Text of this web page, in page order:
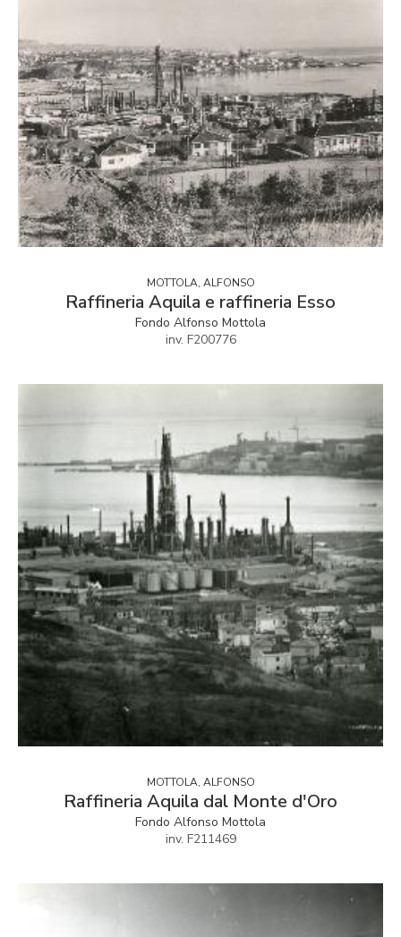
MOTTOLA, ALFONSO
Raffineria Aquila e raffineria Esso
Fondo Alfonso Mottola
inv. F200776
MOTTOLA, ALFONSO
Raffineria Aquila dal Monte d'Oro
Fondo Alfonso Mottola
inv. F211469